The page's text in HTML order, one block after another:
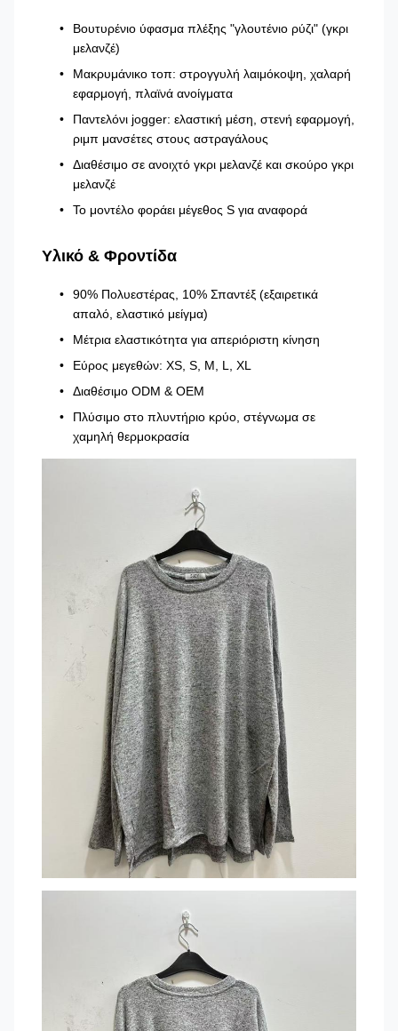
Βουτυρένιο ύφασμα πλέξης "γλουτένιο ρύζι" (γκρι
μελανζέ)
Μακρυμάνικο τοπ: στρογγυλή λαιμόκοψη, χαλαρή
εφαρμογή, πλαϊνά ανοίγματα
Παντελόνι jogger: ελαστική μέση, στενή εφαρμογή,
ριμπ μανσέτες στους αστραγάλους
Διαθέσιμο σε ανοιχτό γκρι μελανζέ και σκούρο γκρι
μελανζέ
Το μοντέλο φοράει μέγεθος S για αναφορά
Υλικό & Φροντίδα
90% Πολυεστέρας, 10% Σπαντέξ (εξαιρετικά
απαλό, ελαστικό μείγμα)
Μέτρια ελαστικότητα για απεριόριστη κίνηση
Εύρος μεγεθών: XS, S, M, L, XL
Διαθέσιμο ODM & OEM
Πλύσιμο στο πλυντήριο κρύο, στέγνωμα σε
χαμηλή θερμοκρασία